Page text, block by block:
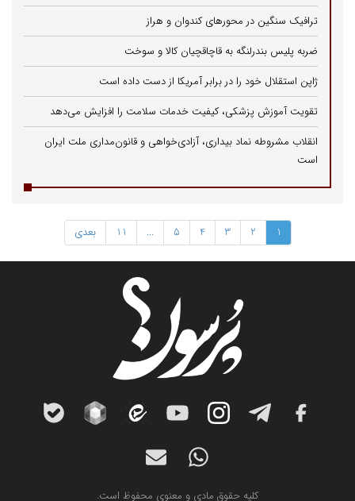
ترافیک سنگین در محورهای کندوان و هراز
ضربه پلیس بندرلنگه به قاچاقچیان کالا و سوخت
ژاپن استقلال خود را در برابر آمریکا از دست داده است
تقویت آموزش پزشکی، کیفیت خدمات سلامت را افزایش می‌دهد
انقلاب مشروطه نماد بیداری، آزادی‌خواهی و قانون‌مداری ملت ایران
است
1
2
3
4
5
...
11 بعدی
کلیه حقوق مادی و معنوی محفوظ است.